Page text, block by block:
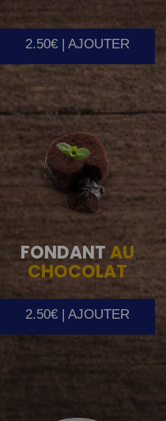
2.50€ | AJOUTER
FONDANTAU
CHOCOLAT
2.50€ | AJOUTER